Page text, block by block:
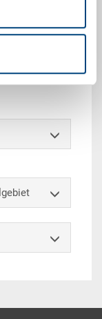
silbergrau
305x180x134